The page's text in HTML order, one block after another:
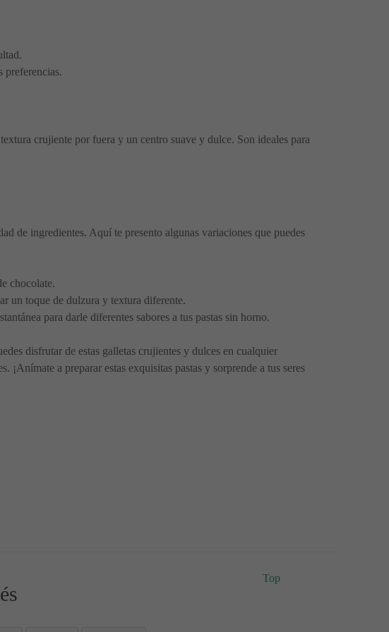
preferencias.
crujiente por fuera y un centro suave y dulce. Son ideales para
de ingredientes. Aquí te presento algunas variaciones que puedes
chocolate.
un toque de dulzura y textura diferente.
para darle diferentes sabores a tus pastas sin horno.
disfrutar de estas galletas crujientes y dulces en cualquier
a preparar estas exquisitas pastas y sorprende a tus seres
Top